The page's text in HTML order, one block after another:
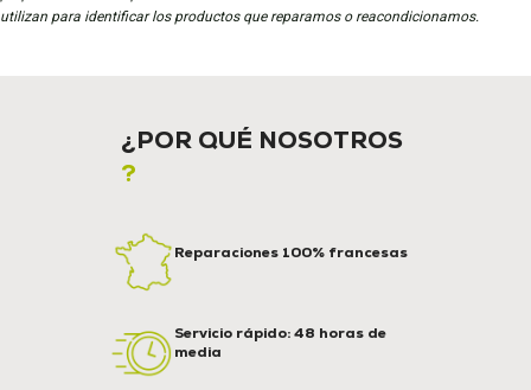
utilizan para identificar los productos que reparamos o reacondicionamos.
¿POR QUÉ NOSOTROS
?
Reparaciones 100% francesas
Servicio rápido: 48 horas de
media